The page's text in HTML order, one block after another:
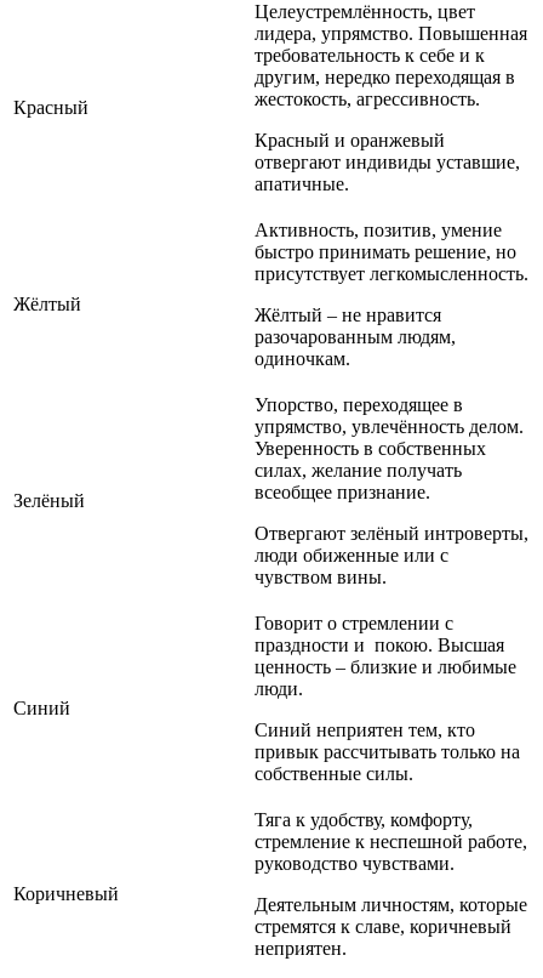
Красный
Целеустремлённость, цвет
лидера, упрямство. Повышенная
требовательность к себе и к
другим, нередко переходящая в
жестокость, агрессивность.
Красный и оранжевый
отвергают индивиды уставшие,
апатичные.
Жёлтый
Активность, позитив, умение
быстро принимать решение, но
присутствует легкомысленность.
Жёлтый – не нравится
разочарованным людям,
одиночкам.
Зелёный
Упорство, переходящее в
упрямство, увлечённость делом.
Уверенность в собственных
силах, желание получать
всеобщее признание.
Отвергают зелёный интроверты,
люди обиженные или с
чувством вины.
Синий
Говорит о стремлении с
праздности и покою. Высшая
ценность – близкие и любимые
люди.
Синий неприятен тем, кто
привык рассчитывать только на
собственные силы.
Коричневый
Тяга к удобству, комфорту,
стремление к неспешной работе,
руководство чувствами.
Деятельным личностям, которые
стремятся к славе, коричневый
неприятен.